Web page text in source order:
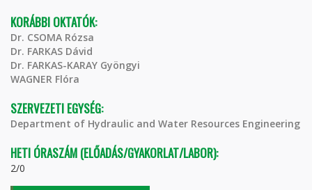
KORÁBBI OKTATÓK:
Dr. CSOMA Rózsa
Dr. FARKAS Dávid
Dr. FARKAS-KARAY Gyöngyi
WAGNER Flóra
SZERVEZETI EGYSÉG:
Department of Hydraulic and Water Resources Engineering
HETI ÓRASZÁM (ELŐADÁS/GYAKORLAT/LABOR):
2/0